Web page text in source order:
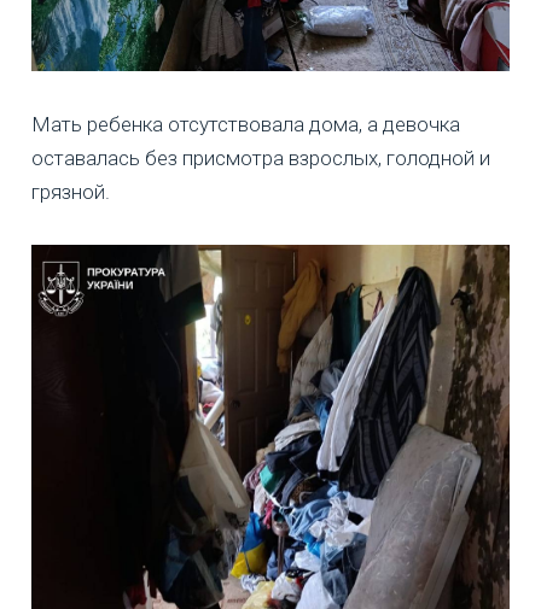
Мать ребенка отсутствовала дома, а девочка
оставалась без присмотра взрослых, голодной и
грязной.